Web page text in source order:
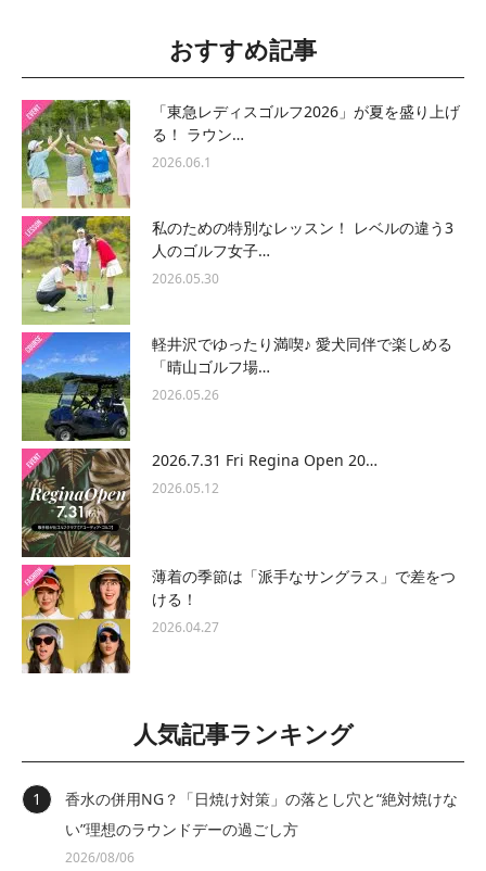
おすすめ記事
「東急レディスゴルフ2026」が夏を盛り上げ
る！ ラウン…
2026.06.1
私のための特別なレッスン！ レベルの違う3
人のゴルフ女子…
2026.05.30
軽井沢でゆったり満喫♪ 愛犬同伴で楽しめる
「晴山ゴルフ場…
2026.05.26
2026.7.31 Fri Regina Open 20…
2026.05.12
薄着の季節は「派手なサングラス」で差をつ
ける！
2026.04.27
人気記事ランキング
香水の併用NG？「日焼け対策」の落とし穴と“絶対焼けな
い”理想のラウンドデーの過ごし方
2026/08/06